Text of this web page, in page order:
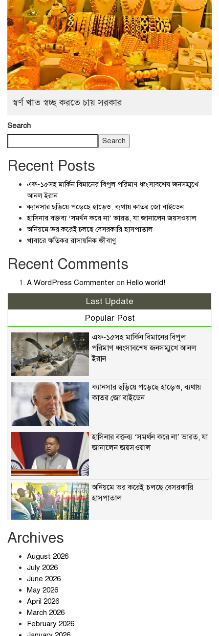
স্বর্ণ খাত স্বচ্ছ করতে চায় সরকার
Search
Search
Recent Posts
এফ-১৫সহ মার্কিন বিমানের বিপুল পরিমাণ ধ্বংসাবশেষ জনসম্মুখে
আনল ইরান
ক্যানসার ছড়িয়ে পড়েছে হাড়েও, ব্যথায় কাতর জো বাইডেন
হাসিনার বক্তব্য ‘সমর্থন করে না’ ভারত, যা জানালেন জয়সওয়াল
অনিয়মে ভর করেই চলছে বেসরকারি হাসপাতাল
খাবারে ক্ষতিকর রাসায়নিক জীবাণু
Recent Comments
A WordPress Commenter on Hello world!
Last Update
Popular Post
এফ-১৫সহ মার্কিন বিমানের বিপুল
পরিমাণ ধ্বংসাবশেষ জনসম্মুখে আনল
ইরান
ক্যানসার ছড়িয়ে পড়েছে হাড়েও, ব্যথায়
কাতর জো বাইডেন
হাসিনার বক্তব্য ‘সমর্থন করে না’ ভারত, যা
জানালেন জয়সওয়াল
অনিয়মে ভর করেই চলছে বেসরকারি
হাসপাতাল
Archives
August 2026
July 2026
June 2026
May 2026
April 2026
March 2026
February 2026